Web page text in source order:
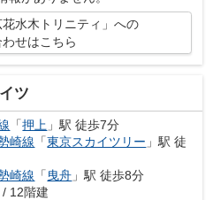
花水木トリニティ」への
せはこちら
ツ
「押上 」駅 徒歩7分
崎線 「東京スカイツリー 」駅 徒
崎線 「曳舟 」駅 徒歩8分
12階建